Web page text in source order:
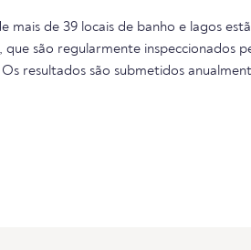
mais de 39 locais de banho e lagos
que são regularmente inspeccionados
resultados são submetidos